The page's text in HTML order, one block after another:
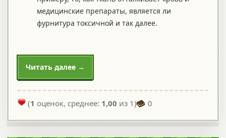
медицинские препараты, является ли
фурнитура токсичной и так далее.
Читать далее →
(1 оценок, среднее: 1,00 из 1) 0